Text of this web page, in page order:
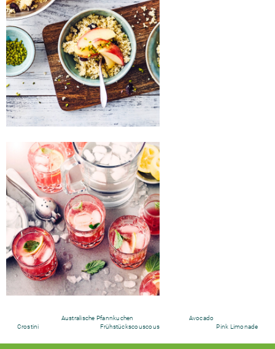
Australische Pfannkuchen
Avocado
Crostini
Frühstückscouscous Pink Limonade